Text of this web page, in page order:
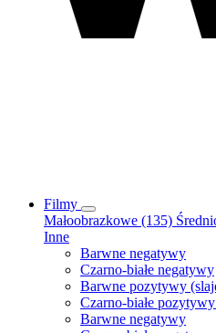
Filmy
Małoobrazkowe (135)
Inne
Barwne negatywy
Czarno-białe negatywy
Barwne pozytywy
Czarno-białe
Barwne negatywy